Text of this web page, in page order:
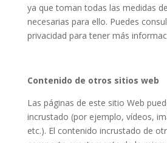
ya que toman todas las medidas
necesarias para ello. Puedes
privacidad para tener más
Contenido de otros sitios web
Las páginas de este sitio Web
incrustado (por ejemplo, vídeos,
etc.). El contenido incrustado de